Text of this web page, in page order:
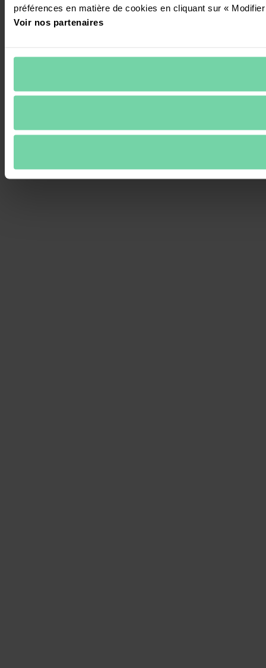
préférences en matière de cookies en cliquant sur «
Voir nos partenaires